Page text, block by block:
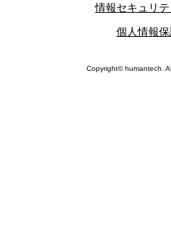
情報セキュリ
個人情報
Copyright© humantech.